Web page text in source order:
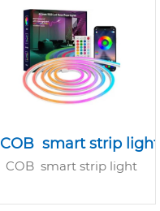
COB smart strip light
COB smart strip light